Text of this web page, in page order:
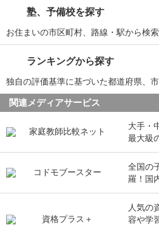
塾、予備校を探す
お住まいの市区町村、路線・駅から検索
ランキングから探す
独自の評価基準に基づいた都道府県、
関連メディアサービス
大手・
最大級
全国の
羅！国
人気の
容や学